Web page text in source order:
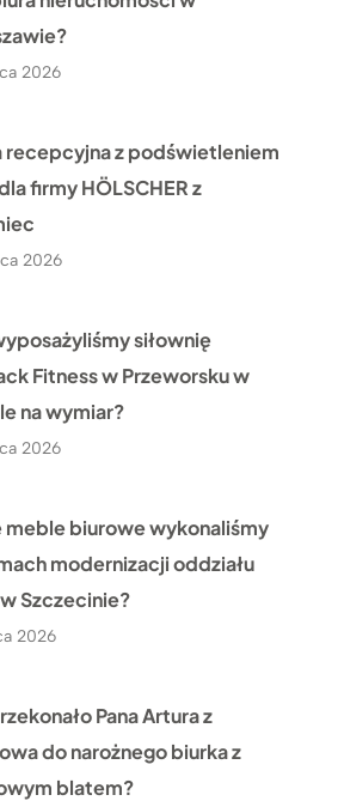
2026
recepcyjna z podświetleniem
firmy HÖLSCHER z
2026
siłownię
Fitness w Przeworsku w
na wymiar?
2026
meble biurowe wykonaliśmy
modernizacji oddziału
w Szczecinie?
2026
Pana Artura z
do narożnego biurka z
blatem?